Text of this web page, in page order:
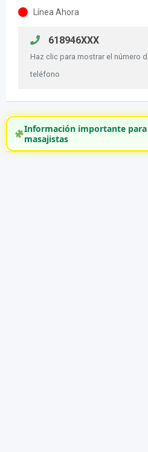
Línea Ahora
618946XXX
Haz clic para mostrar el número
teléfono
Información importante para
masajistas